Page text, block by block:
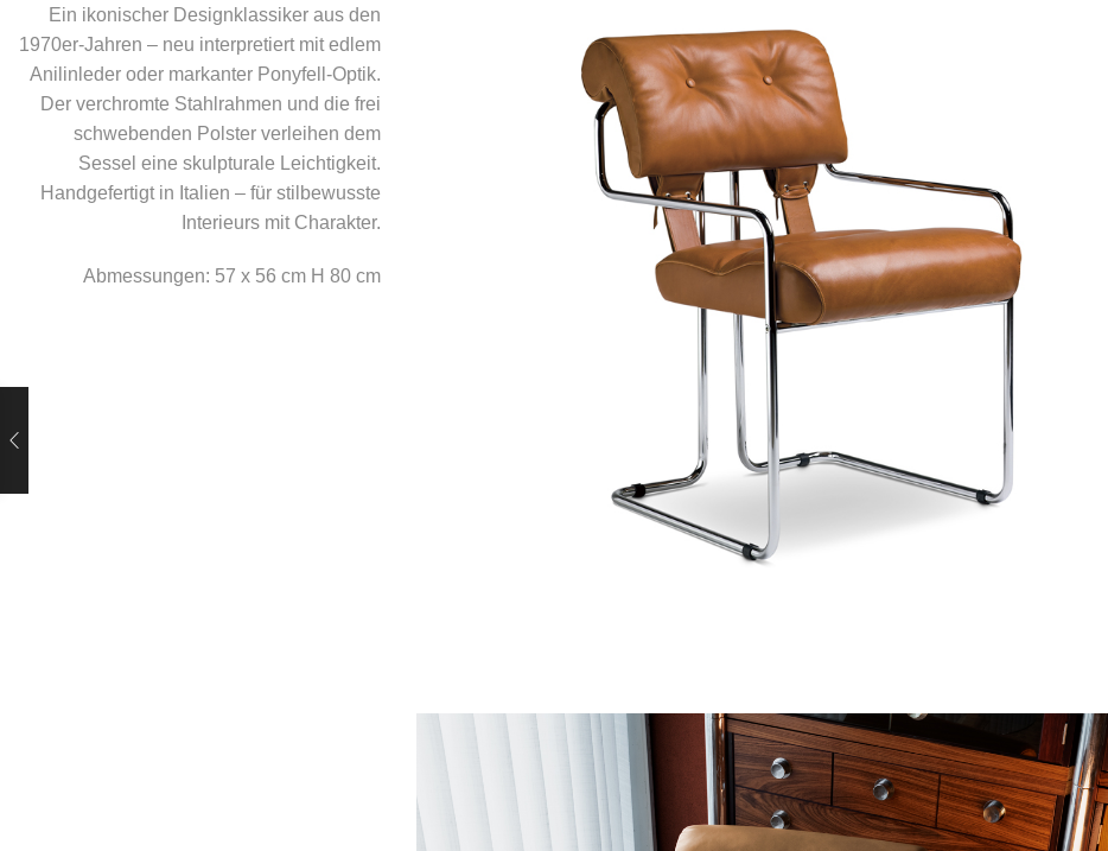
Ein ikonischer Designklassiker aus den
1970er-Jahren – neu interpretiert mit edlem
Anilinleder oder markanter Ponyfell-Optik.
Der verchromte Stahlrahmen und die frei
schwebenden Polster verleihen dem
Sessel eine skulpturale Leichtigkeit.
Handgefertigt in Italien – für stilbewusste
Interieurs mit Charakter.
Abmessungen: 57 x 56 cm H 80 cm